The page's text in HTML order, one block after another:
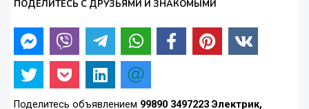
ПОДЕЛИТЕСЬ С ДРУЗЬЯМИ И ЗНАКОМЫМИ
Поделитесь объявлением 99890 3497223 Электрик,